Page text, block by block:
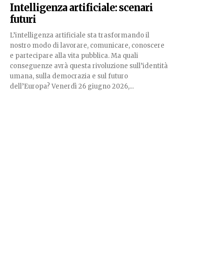
Intelligenza artificiale: scenari
futuri
L’intelligenza artificiale sta trasformando il
nostro modo di lavorare, comunicare, conoscere
e partecipare alla vita pubblica. Ma quali
conseguenze avrà questa rivoluzione sull’identità
umana, sulla democrazia e sul futuro
dell’Europa? Venerdì 26 giugno 2026,...